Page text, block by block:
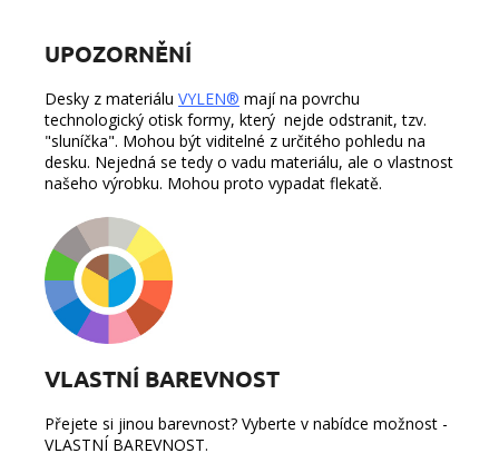
UPOZORNĚNÍ
Desky z materiálu VYLEN® mají na povrchu
technologický otisk formy, který nejde odstranit, tzv.
"sluníčka". Mohou být viditelné z určitého pohledu na
desku. Nejedná se tedy o vadu materiálu, ale o vlastnost
našeho výrobku. Mohou proto vypadat flekatě.
VLASTNÍ BAREVNOST
Přejete si jinou barevnost? Vyberte v nabídce možnost -
VLASTNÍ BAREVNOST.